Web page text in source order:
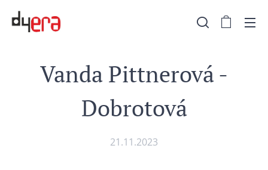
Vanda Pittnerová -
Dobrotová
21.11.2023